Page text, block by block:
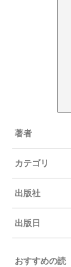
著者
カテゴリ
出版社
出版日
おすすめの読